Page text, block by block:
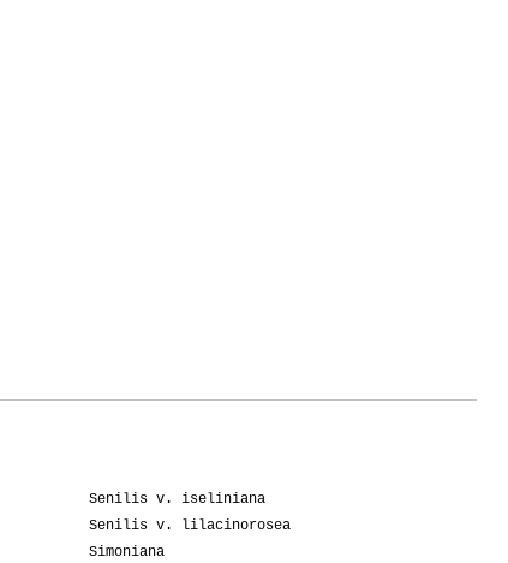
Senilis v. iseliniana
Senilis v. lilacinorosea
Simoniana